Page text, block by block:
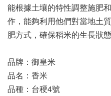
能根據土壤的特性調整施肥
作，能夠利用他們對當地土
肥方式，確保稻米的生長狀
品牌：御皇米
品名：香米
品種：台稉4號